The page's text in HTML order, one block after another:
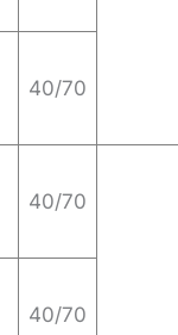
40/70
40/70
40/70